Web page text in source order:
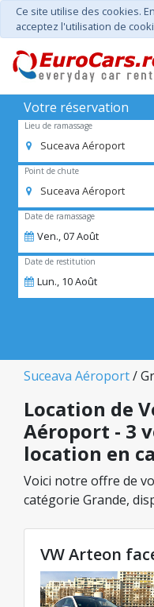
Ce site utilise des cookies.
acceptez l'utilisation de
Votre réservation
Lieu de ramassage
Suceava Aéroport
Point de chute
Suceava Aéroport
Date de ramassage
Ven.,07Août
Date de restitution
Lun., 10Août
Suceava Aéroport/
Location de
Aéroport - 3
location en
Voici notre offre de
catégorie Grande,
dans la catégorie
avantageux
VW Arteon